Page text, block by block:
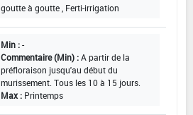
goutte à goutte , Ferti-irrigation
Min :-
Commentaire (Min) :A partir de la
préfloraison jusqu'au début du
murissement. Tous les 10 à 15 jours.
Max : Printemps